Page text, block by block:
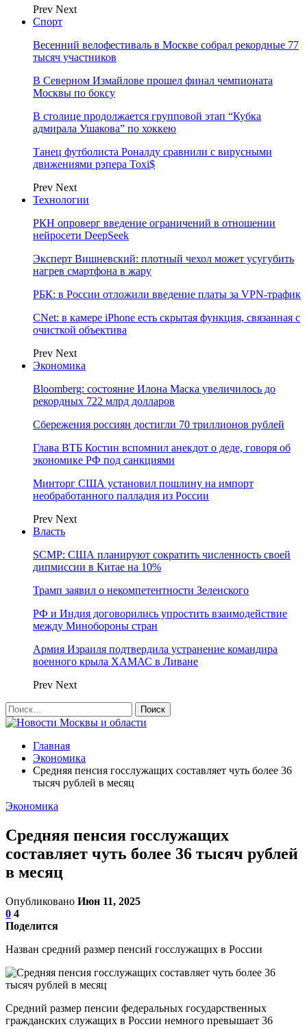
Prev Next
Спорт
Весенний велофестиваль в Москве собрал рекордные 77
тысяч участников
В Северном Измайлове прошел финал чемпионата
Москвы по боксу
В столице продолжается групповой этап “Кубка
адмирала Ушакова” по хоккею
Танец футболиста Роналду сравнили с вирусными
движениями рэпера Toxi$
Prev Next
Технологии
РКН опроверг введение ограничений в отношении
нейросети DeepSeek
Эксперт Вишневский: плотный чехол может усугубить
нагрев смартфона в жару
РБК: в России отложили введение платы за VPN-трафик
CNet: в камере iPhone есть скрытая функция, связанная с
очисткой объектива
Prev Next
Экономика
Bloomberg: состояние Илона Маска увеличилось до
рекордных 722 млрд долларов
Сбережения россиян достигли 70 триллионов рублей
Глава ВТБ Костин вспомнил анекдот о деде, говоря об
экономике РФ под санкциями
Минторг США установил пошлину на импорт
необработанного палладия из России
Prev Next
Власть
SCMP: США планируют сократить численность своей
дипмиссии в Китае на 10%
Трамп заявил о некомпетентности Зеленского
РФ и Индия договорились упростить взаимодействие
между Минобороны стран
Армия Израиля подтвердила устранение командира
военного крыла ХАМАС в Ливане
Prev Next
Главная
Экономика
Средняя пенсия госслужащих составляет чуть более 36
тысяч рублей в месяц
Экономика
Средняя пенсия госслужащих
составляет чуть более 36 тысяч рублей
в месяц
Опубликовано Июн 11, 2025
0 4
Поделится
Назван средний размер пенсий госслужащих в России
Средний размер пенсии федеральных государственных
гражданских служащих в России немного превышает 36